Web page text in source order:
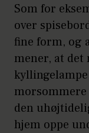
Som for
over
fine form, og
mener, at
den
hjem oppe